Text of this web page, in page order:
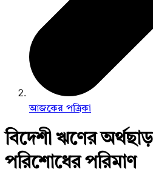
আজকের পত্রিকা
বিদেশী ঋণের
পরিশোধের পরিমাণ